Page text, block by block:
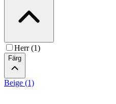
Herr (1)
Färg
Beige (1)